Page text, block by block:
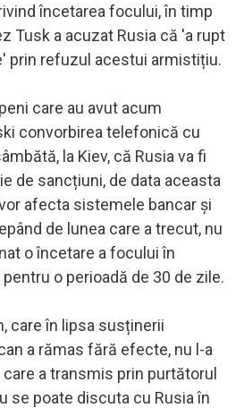
încetarea focului, în timp
Tusk a acuzat Rusia că 'a rupt
prin refuzul acestui armistițiu.
care au avut acum
convorbirea telefonică cu
la Kiev, că Rusia va fi
de sancțiuni, de data aceasta
afecta sistemele bancar și
de lunea care a trecut, nu
o încetare a focului în
o perioadă de 30 de zile.
care în lipsa susținerii
a rămas fără efecte, nu l-a
a transmis prin purtătorul
se poate discuta cu Rusia în